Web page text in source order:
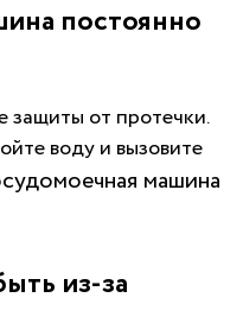
постоянно
защиты от протечки.
воду и вызовите
машина
из-за